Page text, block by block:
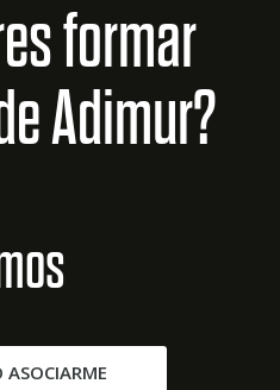
formar
Adimur?
ASOCIARME